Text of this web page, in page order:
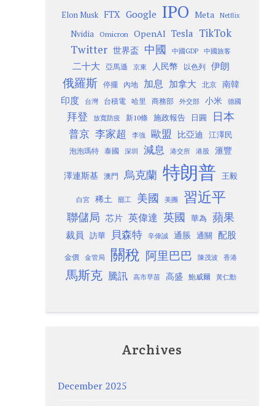
Elon Musk FTX Google IPO Meta Netflix
Nvidia Omicron OpenAI Tesla TikTok
Twitter 世界盃 中國 中國GDP 中國旅客
二十大 亞馬遜 京東 人民幣 以色列 伊朗
俄羅斯 停擺 內地 加息 加拿大 北京
南韓
印度
台灣 台積電 哈里 商務部 外交部 小米 德國
拜登 放寬防疫 新10條 施政報告 日圓 日本
普京 李家超 李強 歐盟 比亞迪 江澤民
泡泡瑪特 泰國 深圳 減息 港交所 港股 滙豐
澤連斯基 澳門 烏克蘭 特朗普 王毅
白宮 稀土 罷工 美國 美團 習近平
聯儲局 芯片 英偉達 英國 華為 蘋果
裁員 訪華 貝森特 辛偉誠 通脹 通關 配股
金價 金管局 關稅 阿里巴巴 陳茂波 香港
馬斯克 騰訊 高市早苗 高盛 鮑威爾 黃仁勳
Archives
December 2025